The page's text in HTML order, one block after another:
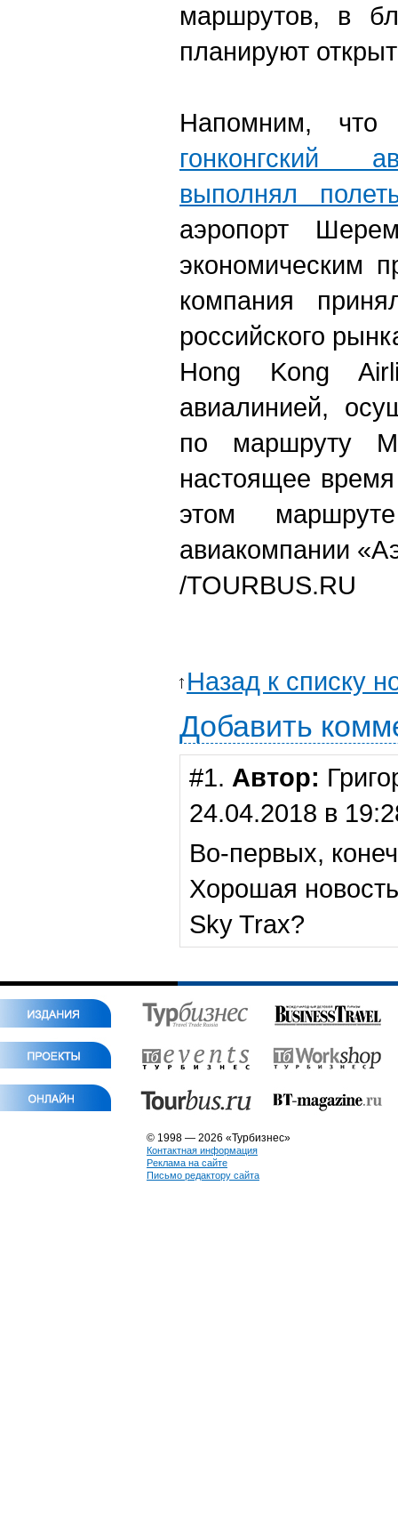
маршрутов, в
планируют
Напомним,
гонконгский
выполнял
аэропорт
экономическим
компания
российского
Hong Kong
авиалинией,
по маршруту
настоящее
этом
авиакомпании
/TOURBUS.RU
Назад к списку
Добавить
#1. Автор:
24.04.2018 в
Во-первых,
Хорошая
Sky Trax?
© 1998 — 2026 «Турбизнес»
Контактная информация
Реклама на сайте
Письмо редактору сайта